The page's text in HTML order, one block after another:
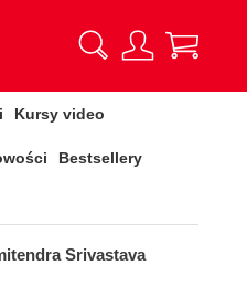
Kursy video
Bestsellery
Srivastava